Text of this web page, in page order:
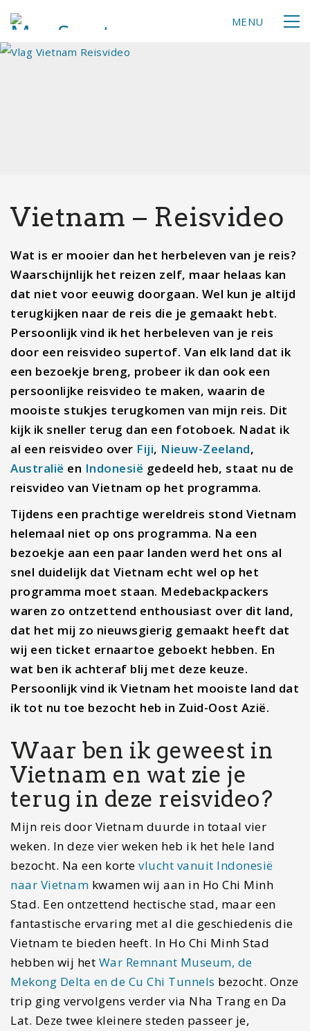
MENU
Vietnam – Reisvideo
Wat is er mooier dan het herbeleven van je reis?
Waarschijnlijk het reizen zelf, maar helaas kan
dat niet voor eeuwig doorgaan. Wel kun je altijd
terugkijken naar de reis die je gemaakt hebt.
Persoonlijk vind ik het herbeleven van je reis
door een reisvideo supertof. Van elk land dat ik
een bezoekje breng, probeer ik dan ook een
persoonlijke reisvideo te maken, waarin de
mooiste stukjes terugkomen van mijn reis. Dit
kijk ik sneller terug dan een fotoboek. Nadat ik
al een reisvideo over Fiji, Nieuw-Zeeland,
Australië en Indonesië gedeeld heb, staat nu de
reisvideo van Vietnam op het programma.
Tijdens een prachtige wereldreis stond Vietnam
helemaal niet op ons programma. Na een
bezoekje aan een paar landen werd het ons al
snel duidelijk dat Vietnam echt wel op het
programma moet staan. Medebackpackers
waren zo ontzettend enthousiast over dit land,
dat het mij zo nieuwsgierig gemaakt heeft dat
wij een ticket ernaartoe geboekt hebben. En
wat ben ik achteraf blij met deze keuze.
Persoonlijk vind ik Vietnam het mooiste land dat
ik tot nu toe bezocht heb in Zuid-Oost Azië.
Waar ben ik geweest in
Vietnam en wat zie je
terug in deze reisvideo?
Mijn reis door Vietnam duurde in totaal vier
weken. In deze vier weken heb ik het hele land
bezocht. Na een korte vlucht vanuit Indonesië
naar Vietnam kwamen wij aan in Ho Chi Minh
Stad. Een ontzettend hectische stad, maar een
fantastische ervaring met al die geschiedenis die
Vietnam te bieden heeft. In Ho Chi Minh Stad
hebben wij het War Remnant Museum, de
Mekong Delta en de Cu Chi Tunnels bezocht. Onze
trip ging vervolgens verder via Nha Trang en Da
Lat. Deze twee kleinere steden passeer je,